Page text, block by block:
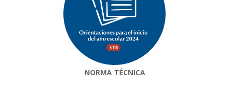
NORMA TÉCNICA